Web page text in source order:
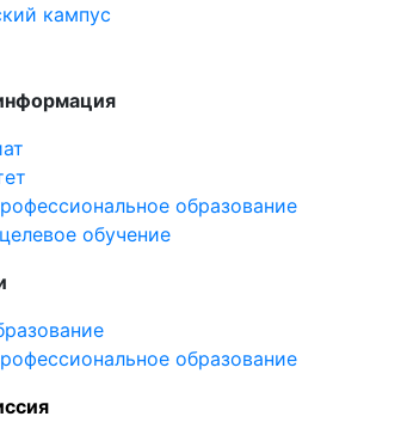
кампус
образование
обучение
образование